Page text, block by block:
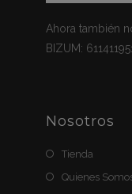
Ahora también
BIZUM:
Nosotros
Tienda
Quienes